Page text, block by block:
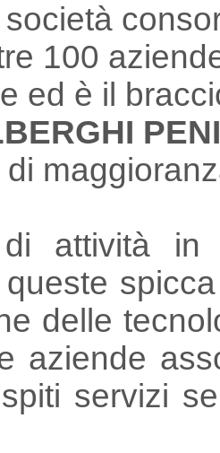
società
100
ed è il
attività in
delle
aziende
servizi